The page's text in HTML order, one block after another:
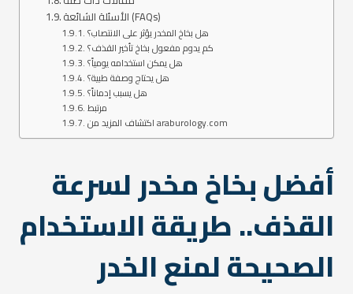
الأسئلة الشائعة (FAQs)
هل بخاخ المخدر يؤثر على الانتصاب؟
كم يدوم مفعول بخاخ تأخير القذف؟
هل يمكن استخدامه يومياً؟
هل يحتاج وصفة طبية؟
هل يسبب إدماناً؟
مرتبط
اكتشاف المزيد من araburology.com
أفضل بخاخ مخدر لسرعة
القذف.. طريقة الاستخدام
الصحيحة لمنع الخدر